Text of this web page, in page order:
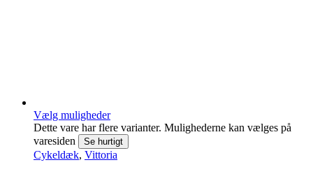
Vælg muligheder
Dette vare har flere varianter. Mulighederne kan vælges på
varesiden
Se hurtigt
Cykeldæk, Vittoria